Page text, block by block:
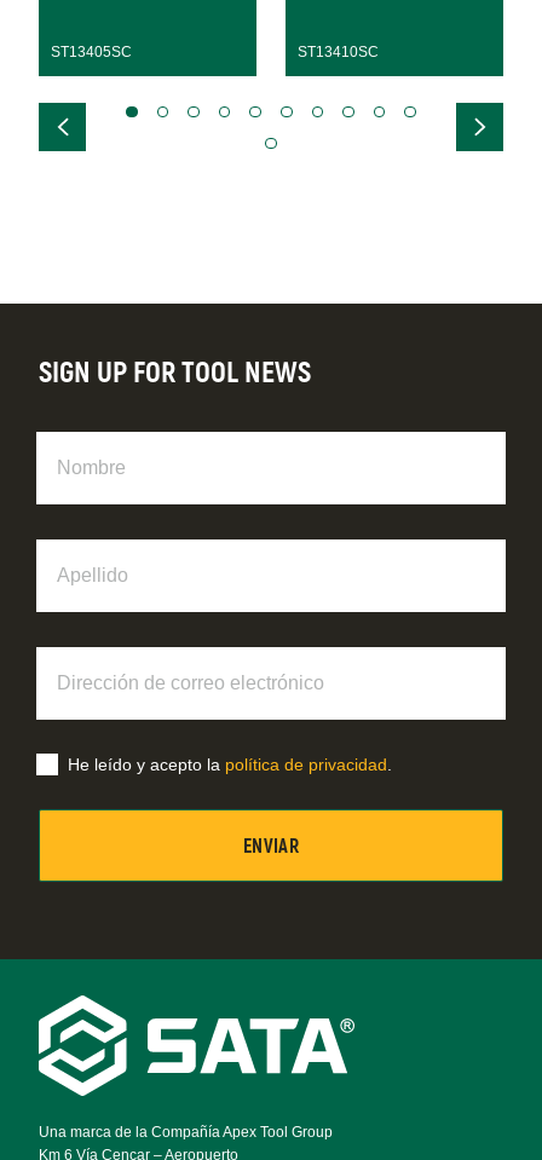
ST13405SC ST13410SC
Footer
Navigation
Una marca de la Compañía Apex Tool Group
Km 6 Vía Cencar – Aeropuerto
SIGN UP FOR TOOL NEWS
correo
electrónico
He leído y acepto la política de privacidad